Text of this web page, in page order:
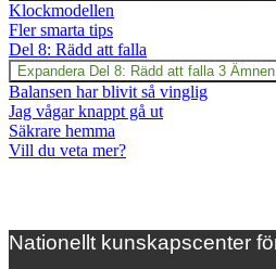
Klockmodellen
Fler smarta tips
Del 8: Rädd att falla
Expandera Del 8: Rädd att falla 3 Ämnen
Balansen har blivit så vinglig
Jag vågar knappt gå ut
Säkrare hemma
Vill du veta mer?
Nationellt kunskapscenter